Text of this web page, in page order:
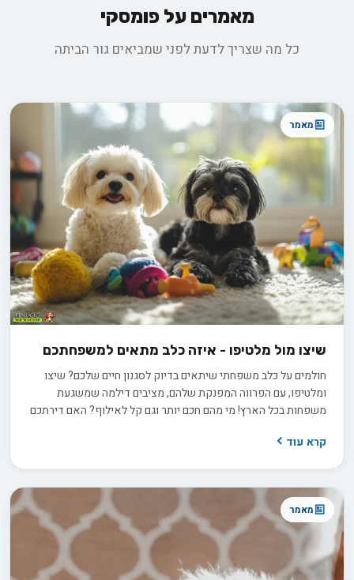
מאמרים על פומסקי
כל מה שצריך לדעת לפני שמביאים גור הביתה
מאמר
שיצו מול מלטיפו - איזה כלב מתאים למשפחתכם
חולמים על כלב משפחתי שיתאים בדיוק לסגנון חיים שלכם? שיצו
ומלטיפו, עם הפרווה המפנקת שלהם, מציבים דילמה שמשגעת
משפחות בכל הארץ! מי מהם חכם יותר וגם קל לאילוף? האם דירתכם
פינדוג מציגה השוואה מקיפה שתעזור לכם למצוא את הכלב
קרא עוד
מאמר